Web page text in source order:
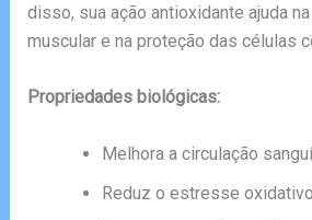
disso, sua ação antioxidante ajuda
muscular e na proteção das células
Propriedades biológicas:
Melhora a circulação
Reduz o estresse oxidativo